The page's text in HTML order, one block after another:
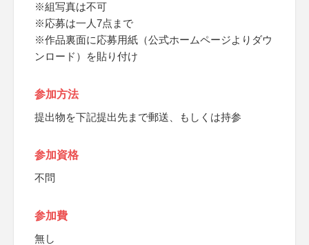
※組写真は不可
※応募は一人7点まで
※作品裏面に応募用紙（公式ホームページよりダウ
ンロード）を貼り付け
参加方法
提出物を下記提出先まで郵送、もしくは持参
参加資格
不問
参加費
無し